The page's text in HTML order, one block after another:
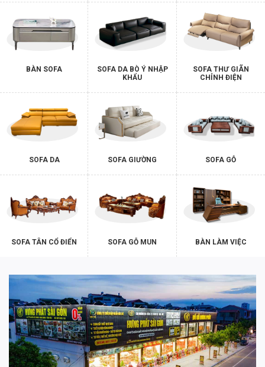
BÀN SOFA
SOFA DA BÒ Ý NHẬP
KHẨU
SOFA THƯ GIÃN
CHỈNH ĐIỆN
SOFA DA SOFA GIƯỜNG SOFA GỖ
SOFA TÂN CỔ ĐIỂN SOFA GỖ MUN BÀN LÀM VIỆC